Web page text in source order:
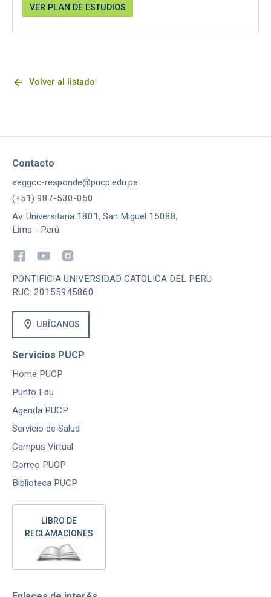
VER PLAN DE ESTUDIOS
arrow_back Volver al listado
Contacto
eeggcc-responde@pucp.edu.pe
(+51) 987-530-050
Av. Universitaria 1801, San Miguel 15088,
Lima - Perú
PONTIFICIA UNIVERSIDAD CATOLICA DEL PERU
RUC: 20155945860
location_on UBÍCANOS
Servicios PUCP
Home PUCP
Punto Edu
Agenda PUCP
Servicio de Salud
Campus Virtual
Correo PUCP
Biblioteca PUCP
LIBRO DE
RECLAMACIONES